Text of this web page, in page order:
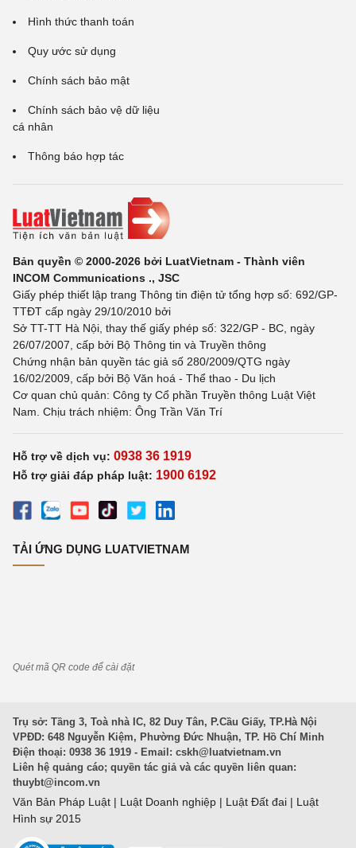
Hình thức thanh toán
Quy ước sử dụng
Chính sách bảo mật
Chính sách bảo vệ dữ liệu
cá nhân
Thông báo hợp tác
Bản quyền © 2000-2026 bởi LuatVietnam - Thành viên
INCOM Communications ., JSC
Giấy phép thiết lập trang Thông tin điện tử tổng hợp số: 692/GP-
TTĐT cấp ngày 29/10/2010 bởi
Sở TT-TT Hà Nội, thay thế giấy phép số: 322/GP - BC, ngày
26/07/2007, cấp bởi Bộ Thông tin và Truyền thông
Chứng nhận bản quyền tác giả số 280/2009/QTG ngày
16/02/2009, cấp bởi Bộ Văn hoá - Thể thao - Du lịch
Cơ quan chủ quản: Công ty Cổ phần Truyền thông Luật Việt
Nam. Chịu trách nhiệm: Ông Trần Văn Trí
Hỗ trợ về dịch vụ: 0938 36 1919
Hỗ trợ giải đáp pháp luật: 1900 6192
TẢI ỨNG DỤNG LUATVIETNAM
Quét mã QR code để cài đặt
Trụ sở: Tầng 3, Toà nhà IC, 82 Duy Tân, P.Cầu Giấy, TP.Hà Nội
VPĐD: 648 Nguyễn Kiệm, Phường Đức Nhuận, TP. Hồ Chí Minh
Điện thoại: 0938 36 1919 - Email: cskh@luatvietnam.vn
Liên hệ quảng cáo; quyền tác giả và các quyền liên quan:
thuybt@incom.vn
Văn Bản Pháp Luật | Luật Doanh nghiệp | Luật Đất đai | Luật
Hình sự 2015